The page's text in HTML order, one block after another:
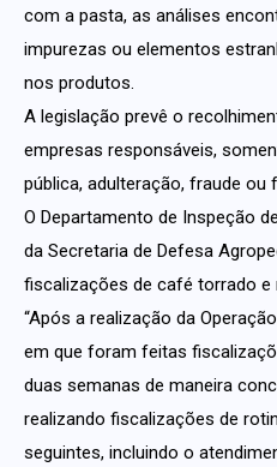
com a pasta, as análises
impurezas ou elementos
nos produtos.
A legislação prevê o
empresas responsáveis,
pública, adulteração, fraude ou
O Departamento de Inspeção
da Secretaria de Defesa
fiscalizações de café torrado e
“Após a realização da
em que foram feitas
duas semanas de maneira
realizando fiscalizações de
seguintes, incluindo o